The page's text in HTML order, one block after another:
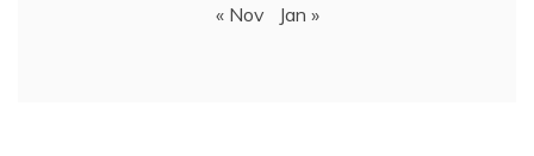
« Nov Jan »